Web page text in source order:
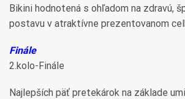
Bikini hodnotená s ohľadom na zdravú,
postavu v atraktívne prezentovanom
Finále
2.kolo-Finále
Najlepších päť pretekárok na základe